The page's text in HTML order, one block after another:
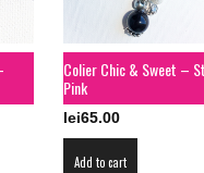
Colier Chic & Sweet –
Pink
lei65.00
Add to cart